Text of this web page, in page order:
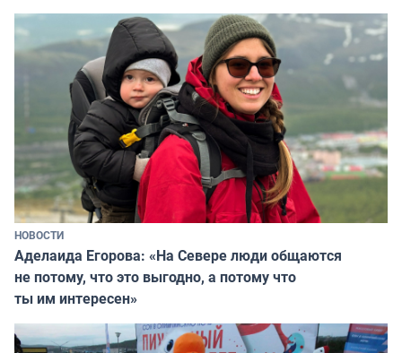
НОВОСТИ
Аделаида Егорова: «На Севере люди общаются
не потому, что это выгодно, а потому что
ты им интересен»